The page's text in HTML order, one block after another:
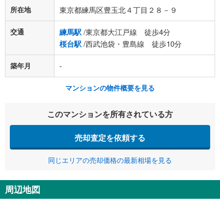
所在地 東京都練馬区豊玉北４丁目２８－９
交通 練馬駅/東京都大江戸線 徒歩4分
桜台駅/西武池袋・豊島線 徒歩10分
築年月 -
マンションの物件概要を見る
このマンションを所有されている方
売却査定を依頼する
同じエリアの売却価格の最新相場を見る
周辺地図